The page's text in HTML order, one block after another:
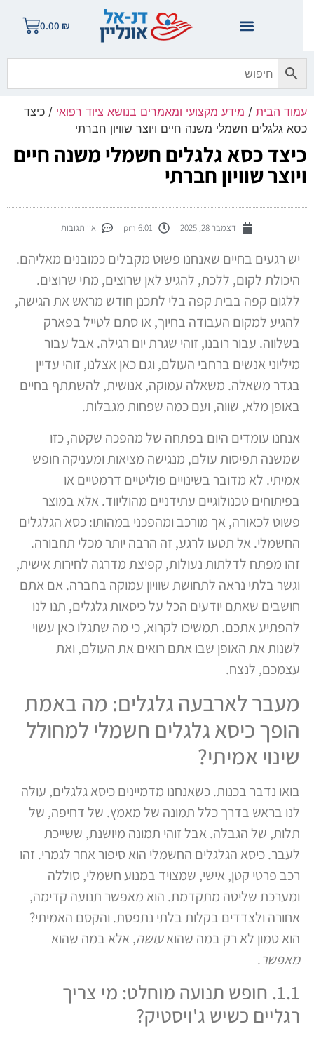
0.00
הבית/ מידע מקצועי ומאמרים בנושא ציוד רפואי/ כיצד
גלגלים חשמלי משנה חיים ויוצר שוויון חברתי
כסא גלגלים חשמלי משנה חיים
שוויון חברתי
דצמבר 28, 2025 6:01 pm אין תגובות
יש רגעים בחיים שאנחנו פשוט מקבלים כמובנים מאליהם.
היכולת לקום, ללכת, להגיע לאן שרוצים, מתי שרוצים.
ללגום קפה בבית קפה בלי לתכנן חודש מראש את הגישה,
להגיע למקום העבודה בחיוך, או סתם לטייל בפארק
בשלווה. עבור רובנו, זוהי שגרת יום רגילה. אבל עבור
מיליוני אנשים ברחבי העולם, וגם כאן אצלנו, זוהי עדיין
בגדר משאלה. משאלה עמוקה, אנושית, להשתתף בחיים
באופן מלא, שווה, ועם כמה שפחות מגבלות.
אנחנו עומדים היום בפתחה של מהפכה שקטה, כזו
שמשנה תפיסות עולם, מנגישה מציאות ומעניקה חופש
אמיתי. לא מדובר בשינויים פוליטיים דרמטיים או
בפיתוחים טכנולוגיים עתידניים מהוליווד. אלא במוצר
פשוט לכאורה, אך מורכב ומהפכני במהותו: כסא הגלגלים
החשמלי. אל תטעו לרגע, זה הרבה יותר מכלי תחבורה.
זהו מפתח לדלתות נעולות, קפיצת מדרגה לחירות אישית,
וגשר בלתי נראה לתחושת שוויון עמוקה בחברה. אם אתם
חושבים שאתם יודעים הכל על כיסאות גלגלים, תנו לנו
להפתיע אתכם. תמשיכו לקרוא, כי מה שתגלו כאן עשוי
לשנות את האופן שבו אתם רואים את העולם, ואת
עצמכם, לנצח.
מעבר לארבעה גלגלים: מה באמת
הופך כיסא גלגלים חשמלי למחולל
שינוי אמיתי?
בואו נדבר בכנות. כשאנחנו מדמיינים כיסא גלגלים, עולה
לנו בראש בדרך כלל תמונה של מאמץ. של דחיפה, של
תלות, של הגבלה. אבל זוהי תמונה מיושנת, ששייכת
לעבר. כיסא הגלגלים החשמלי הוא סיפור אחר לגמרי. זהו
רכב פרטי קטן, אישי, שמצויד במנוע חשמלי, סוללה
ומערכת שליטה מתקדמת. הוא מאפשר תנועה קדימה,
אחורה ולצדדים בקלות בלתי נתפסת. והקסם האמיתי?
הוא טמון לא רק במה שהואעושה, אלא במה שהוא
מאפשר.
1.1. חופש תנועה מוחלט: מי צריך
רגליים כשיש ג'ויסטיק?